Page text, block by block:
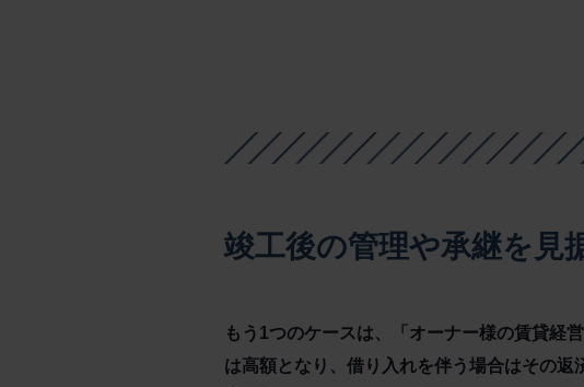
竣工後の管理や承継を見
もう1つのケースは、「オーナー様の賃貸経
は高額となり、借り入れを伴う場合はその